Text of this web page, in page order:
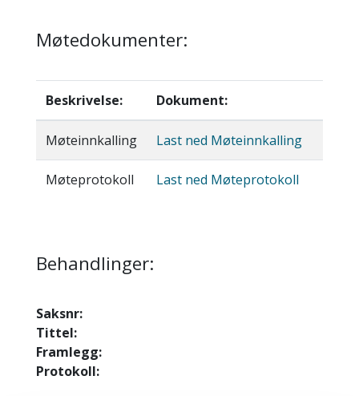
Møtedokumenter:
Beskrivelse: Dokument:
Møteinnkalling Last ned Møteinnkalling
Møteprotokoll Last ned Møteprotokoll
Behandlinger:
Saksnr:
Tittel:
Framlegg:
Protokoll: